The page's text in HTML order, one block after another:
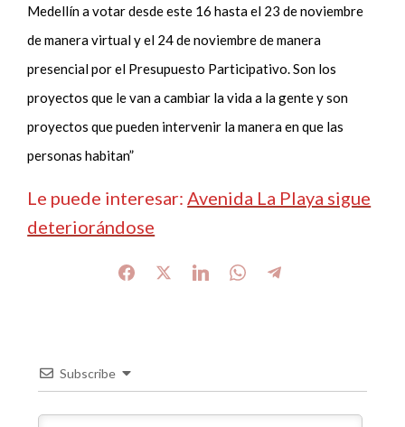
Medellín a votar desde este 16 hasta el 23 de noviembre
de manera virtual y el 24 de noviembre de manera
presencial por el Presupuesto Participativo. Son los
proyectos que le van a cambiar la vida a la gente y son
proyectos que pueden intervenir la manera en que las
personas habitan”
Le puede interesar: Avenida La Playa sigue
deteriorándose
Subscribe